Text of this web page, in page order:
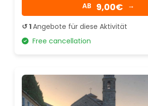
AB 9,00€ →
↺ 1Angebote für diese Aktivität
Free cancellation